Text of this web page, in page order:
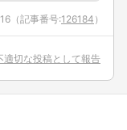
（記事番号:126184 ）
適切な投稿として報告